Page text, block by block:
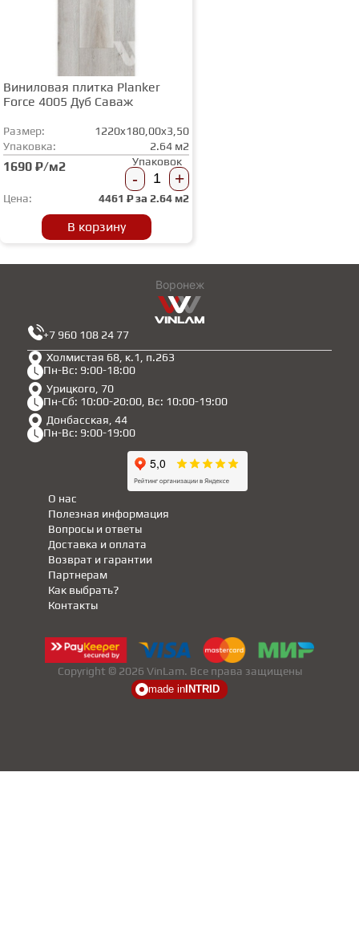
Виниловая плитка Planker
Force 4005 Дуб Саваж
Размер:
1220x180,00x3,50
Упаковка:
2.64 м2
1690 ₽/м2 Упаковок
- +
Цена: 4461 ₽ за 2.64 м2
В корзину
Воронеж
Холмистая 68, к.1, п.263
Пн-Вс: 9:00-18:00
Урицкого, 70
Пн-Сб: 10:00-20:00, Вс: 10:00-19:00
Донбасская, 44
Пн-Вс: 9:00-19:00
+7 960 108 24 77
Полезная информация
Партнерам
Вопросы и ответы
Доставка и оплата
Возврат и гарантии
Как выбрать?
О нас
Контакты
Copyright © 2026 VinLam. Все права защищены
made in INTRID